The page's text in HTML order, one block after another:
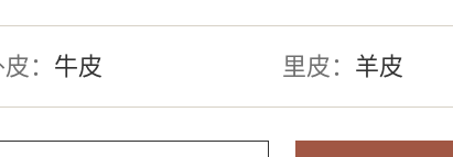
： 牛皮 里皮： 羊皮